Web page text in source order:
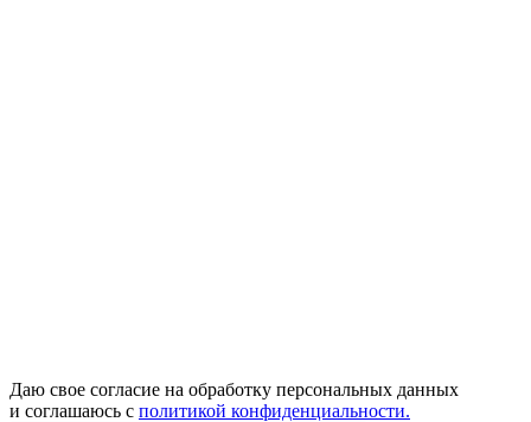
Даю свое согласие на обработку персональных данных
и соглашаюсь с политикой конфиденциальности.